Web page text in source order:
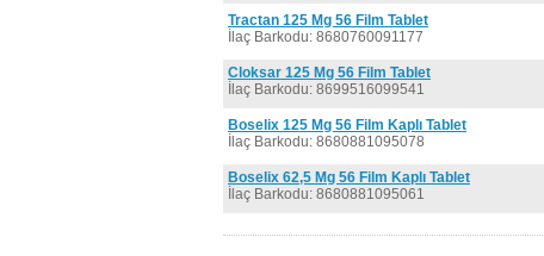
Tractan 125 Mg 56 Film Tablet
İlaç Barkodu: 8680760091177
Cloksar 125 Mg 56 Film Tablet
İlaç Barkodu: 8699516099541
Boselix 125 Mg 56 Film Kaplı Tablet
İlaç Barkodu: 8680881095078
Boselix 62,5 Mg 56 Film Kaplı Tablet
İlaç Barkodu: 8680881095061